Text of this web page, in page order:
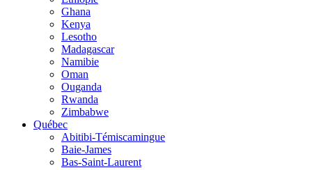
Ghana
Kenya
Lesotho
Madagascar
Namibie
Oman
Ouganda
Rwanda
Zimbabwe
Québec
Abitibi-Témiscamingue
Baie-James
Bas-Saint-Laurent